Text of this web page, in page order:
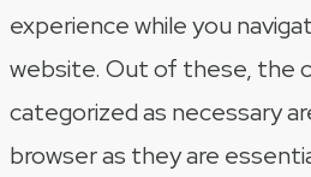
experience while you
website. Out of these, the
categorized as necessary
browser as they are